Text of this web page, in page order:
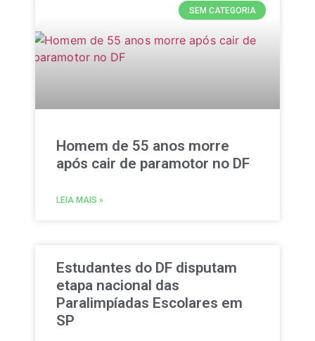
SEM CATEGORIA
Homem de 55 anos morre
após cair de paramotor no DF
LEIA MAIS »
Estudantes do DF disputam
etapa nacional das
Paralimpíadas Escolares em
SP